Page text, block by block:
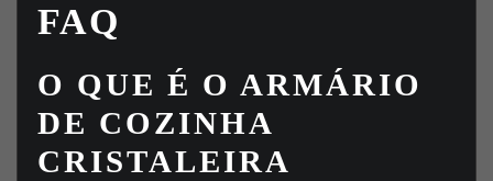
FAQ
O QUE É O ARMÁRIO
DE COZINHA
CRISTALEIRA